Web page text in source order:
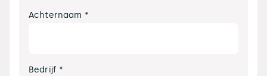
Achternaam *
Bedrijf *